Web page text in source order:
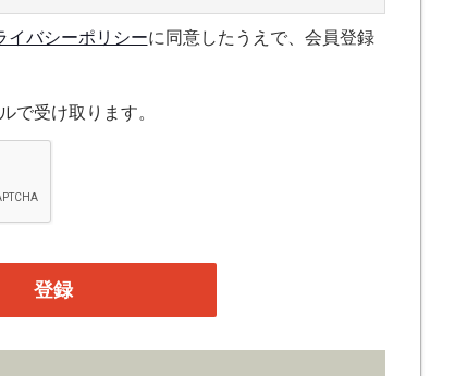
関の役職員、事業会社の経営者・財務担当者、そ
、研究機関などの役職員、もしくは専門家のいず
録の申し込みを行うには、当社が入会を承諾した
る場合には、当社は会員登録を拒否もしくは抹消
管理）
イバシーポリシーに同意したうえで、会員登録
で受け取ります。